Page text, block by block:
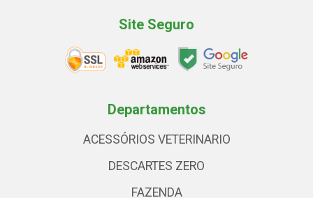
Site Seguro
Departamentos
ACESSÓRIOS VETERINARIO
DESCARTES ZERO
FAZENDA